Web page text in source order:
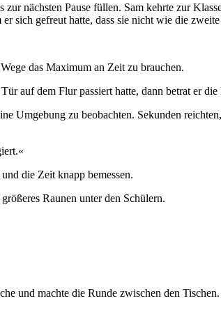
nächsten Pause füllen. Sam kehrte zur
sich gefreut hatte, dass sie nicht wie die
das Maximum an Zeit zu brauchen.
auf dem Flur passiert hatte, dann betrat er die
Umgebung zu beobachten. Sekunden
die Zeit knapp bemessen.
Raunen unter den Schülern.
und machte die Runde zwischen den